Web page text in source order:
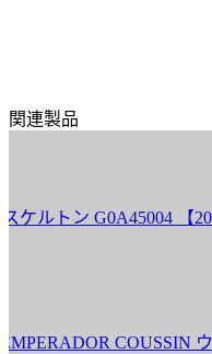
関連製品
トン G0A45004 【2022
COUSSIN ウォ